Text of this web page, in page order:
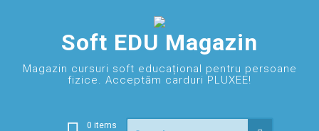
Soft EDU Magazin
Magazin cursuri soft educațional pentru persoane
fizice. Acceptăm carduri PLUXEE!
0 items